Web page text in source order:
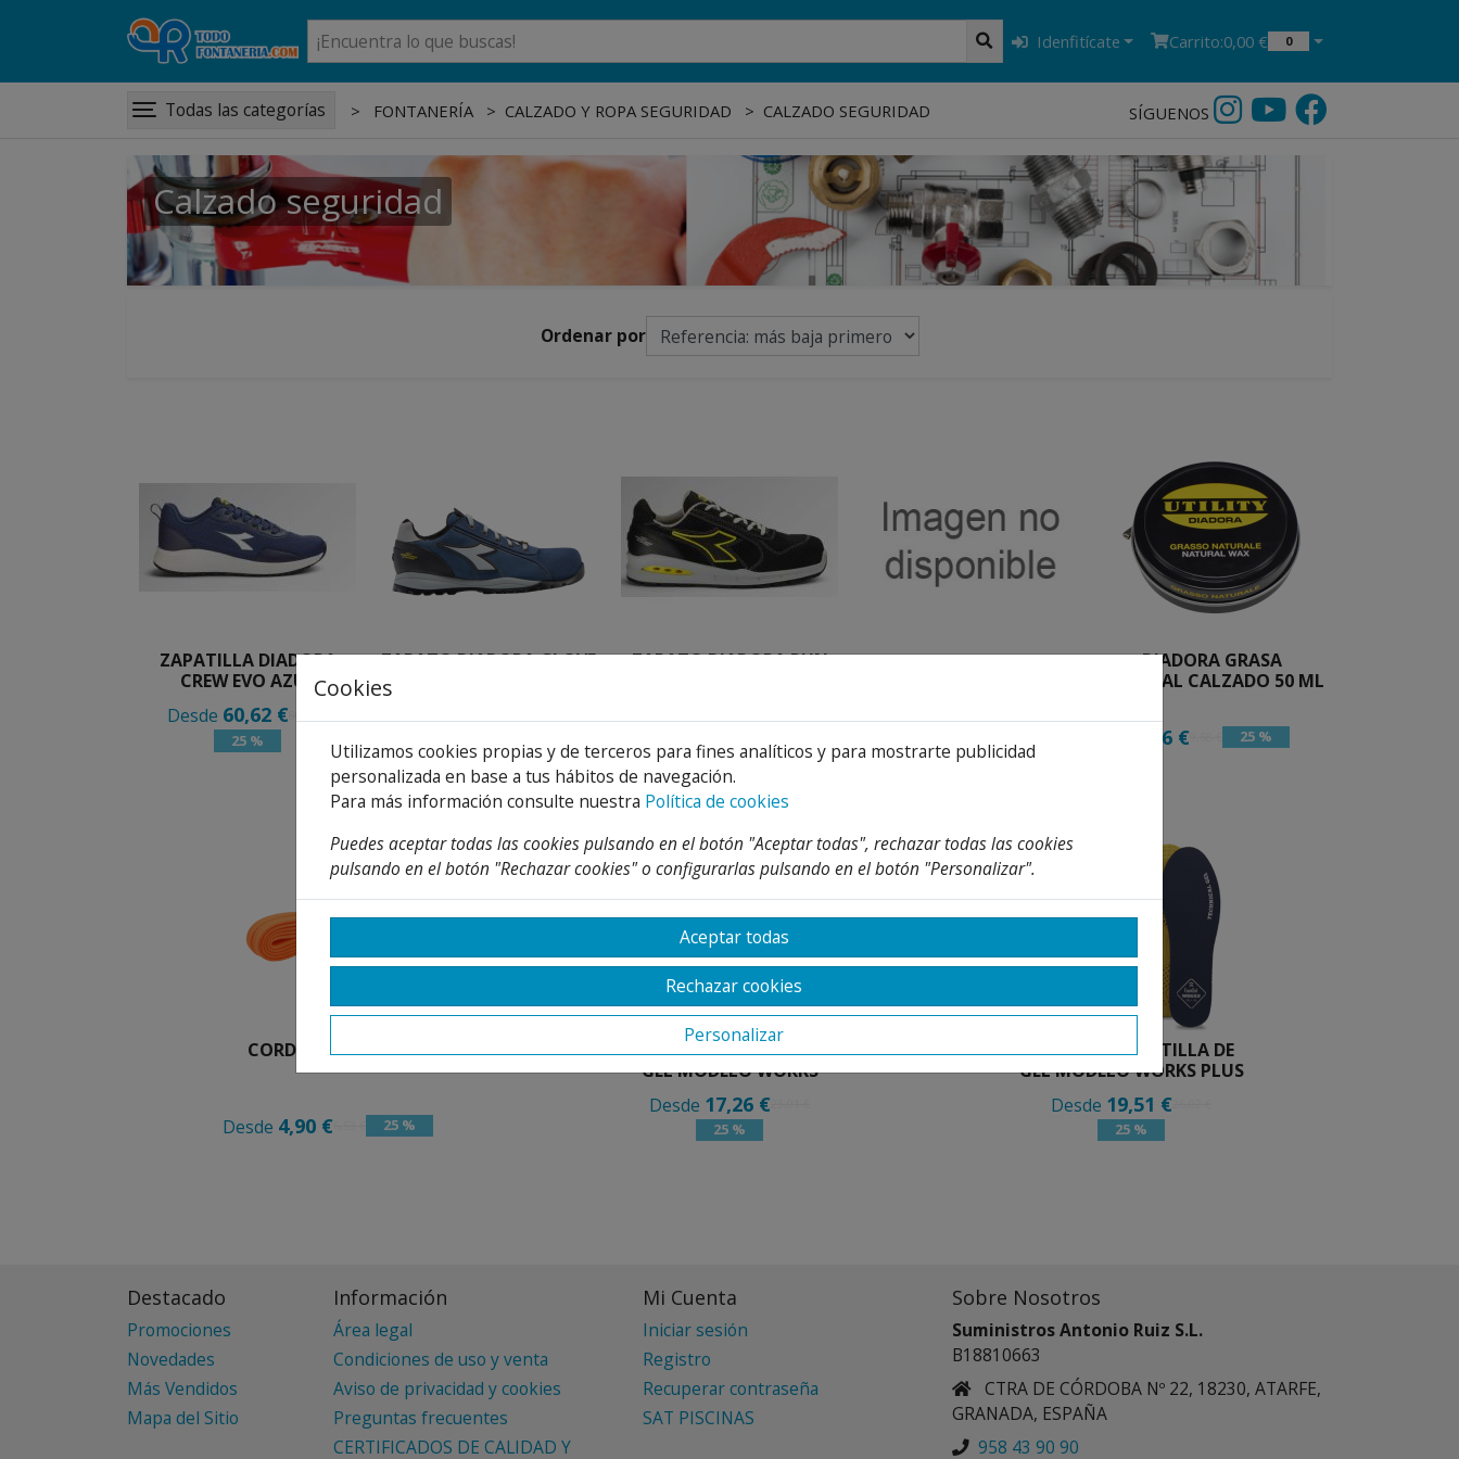
Idenfitícate Carrito:0,00 € 0
Todas las categorías FONTANERÍA CALZADO Y ROPA SEGURIDAD CALZADO SEGURIDAD SÍGUENOS
Calzado seguridad
Ordenar por
ZAPATILLA DIADORA
CREW EVO AZUL
Desde 60,62 €
25 %
ZAPATO DIADORA GLOVE
Desde131,22 €
ZAPATO DIADORA RUN
Desde86,94 €
ZAPATO DIADORA RUN
Desde48,10 €
25 %
DIADORA GRASA
NATURAL CALZADO 50 ML
7,26 € 25 %
CORDONES 100 CM
Desde 4,90 € 25 %
FOOTGEL PLANTILLA DE
GEL MODELO WORKS
Desde 17,26 €
25 %
FOOTGEL PLANTILLA DE
GEL MODELO WORKS PLUS
Desde 19,51 €
25 %
Destacado
Promociones
Novedades
Más Vendidos
Mapa del Sitio
Información
Área legal
Condiciones de uso y venta
Aviso de privacidad y cookies
Preguntas frecuentes
CERTIFICADOS DE CALIDAD Y
Mi Cuenta
Iniciar sesión
Registro
Recuperar contraseña
SAT PISCINAS
Sobre Nosotros
Suministros Antonio Ruiz S.L.
B18810663
CTRA DE CÓRDOBA Nº 22, 18230, ATARFE,
GRANADA, ESPAÑA
958 43 90 90
Cookies
Utilizamos cookies propias y de terceros para fines analíticos y para mostrarte publicidad
personalizada en base a tus hábitos de navegación.
Para más información consulte nuestra Política de cookies
Puedes aceptar todas las cookies pulsando en el botón "Aceptar todas", rechazar todas las cookies
pulsando en el botón "Rechazar cookies" o configurarlas pulsando en el botón "Personalizar".
Aceptar todas
Rechazar cookies
Personalizar